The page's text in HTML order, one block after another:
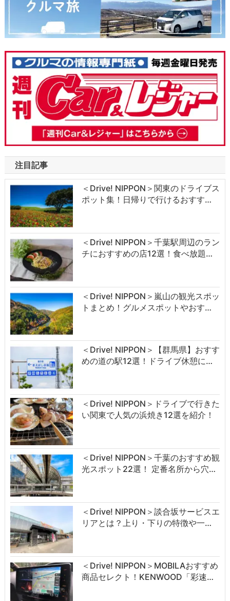
注目記事
＜Drive! NIPPON＞関東のドライブス
ポット集！日帰りで行けるおすす…
＜Drive! NIPPON＞千葉駅周辺のラン
チにおすすめの店12選！食べ放題…
＜Drive! NIPPON＞嵐山の観光スポッ
トまとめ！グルメスポットやおす…
＜Drive! NIPPON＞【群馬県】おすす
めの道の駅12選！ドライブ休憩に…
＜Drive! NIPPON＞ドライブで行きた
い関東で人気の浜焼き12選を紹介！
＜Drive! NIPPON＞千葉のおすすめ観
光スポット22選！ 定番名所から穴…
＜Drive! NIPPON＞談合坂サービスエ
リアとは？上り・下りの特徴や一…
＜Drive! NIPPON＞MOBILAおすすめ
商品セレクト！KENWOOD「彩速…